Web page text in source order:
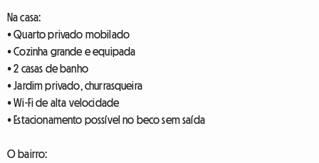
Na casa:
• Quarto privado mobilado
• Cozinha grande e equipada
• 2 casas de banho
• Jardim privado, churrasqueira
• Wi-Fi de alta velocidade
• Estacionamento possível no beco sem saída
O bairro: